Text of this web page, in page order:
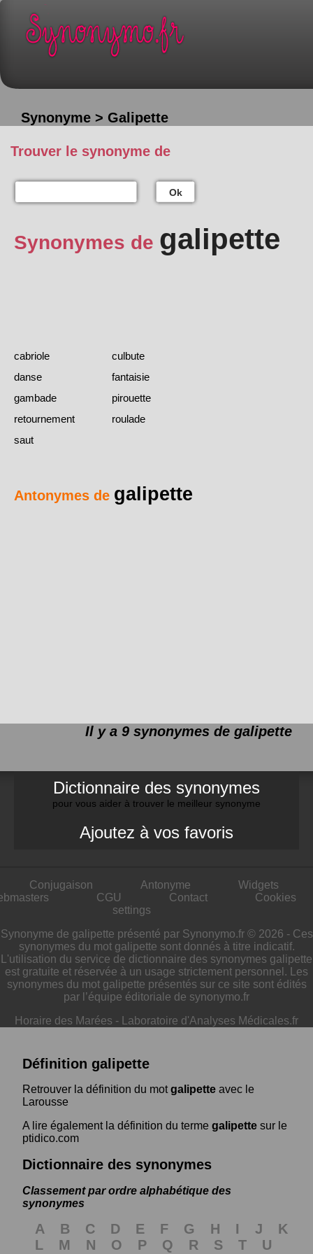
Synonyme > Galipette
Trouver le synonyme de
Ok
Synonymes de galipette
cabriole
culbute
danse
fantaisie
gambade
pirouette
retournement
roulade
saut
Antonymes de galipette
Il y a 9 synonymes de galipette
Dictionnaire des synonymes
pour vous aider à trouver le meilleur synonyme
Ajoutez à vos favoris
Conjugaison Antonyme
Widgets
CGU Contact
Cookies
settings
Synonyme de galipette présenté par Synonymo.fr © 2026 - Ces
synonymes du mot galipette sont donnés à titre indicatif.
L'utilisation du service de dictionnaire des synonymes galipette
est gratuite et réservée à un usage strictement personnel. Les
synonymes du mot galipette présentés sur ce site sont édités
par l’équipe éditoriale de synonymo.fr
Horaire des Marées - Laboratoire d'Analyses Médicales.fr
Définition galipette
Retrouver la définition du motgalipette avec le
Larousse
A lire également la définition du terme galipette sur le
ptidico.com
Dictionnaire des synonymes
Classement par ordre alphabétique des
synonymes
A B C D E F G H I J
K
L
M N O P Q R S T
U